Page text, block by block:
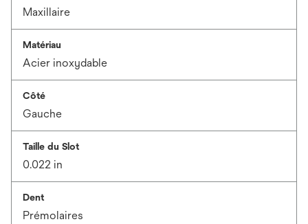
Maxillaire
Matériau
Acier inoxydable
Côté
Gauche
Taille du Slot
0.022 in
Dent
Prémolaires